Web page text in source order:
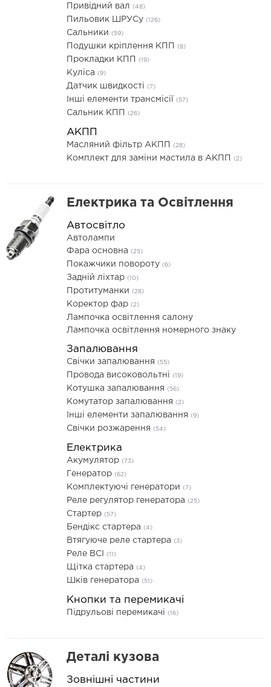
Привідний вал (48)
Пильовик ШРУСу (126)
Сальники (59)
Подушки кріплення КПП (8)
Прокладки КПП (19)
Куліса (9)
Датчик швидкості (7)
Інші елементи трансмісії (57)
Сальник КПП (26)
АКПП
Масляний фільтр АКПП (28)
Комплект для заміни мастила в АКПП (2)
Електрика та Освітлення
Автосвітло
Автолампи
Фара основна (25)
Покажчики повороту (6)
Задній ліхтар (10)
Протитуманки (28)
Коректор фар (2)
Лампочка освітлення салону
Лампочка освітлення номерного знаку
Запалювання
Свічки запалювання (55)
Провода високовольтні (19)
Котушка запалювання (56)
Комутатор запалювання (2)
Інші елементи запалювання (9)
Свічки розжарення (54)
Електрика
Акумулятор (73)
Генератор (62)
Комплектуючі генератори (7)
Реле регулятор генератора (25)
Стартер (57)
Бендікс стартера (4)
Втягуюче реле стартера (3)
Реле ВСІ (11)
Щітка стартера (4)
Шків генератора (51)
Кнопки та перемикачі
Підрульові перемикачі (16)
Деталі кузова
Зовнішні частини